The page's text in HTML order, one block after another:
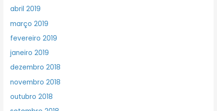
abril 2019
março 2019
fevereiro 2019
janeiro 2019
dezembro 2018
novembro 2018
outubro 2018